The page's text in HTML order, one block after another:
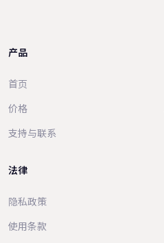
产品
首页
价格
支持与联系
法律
隐私政策
使用条款